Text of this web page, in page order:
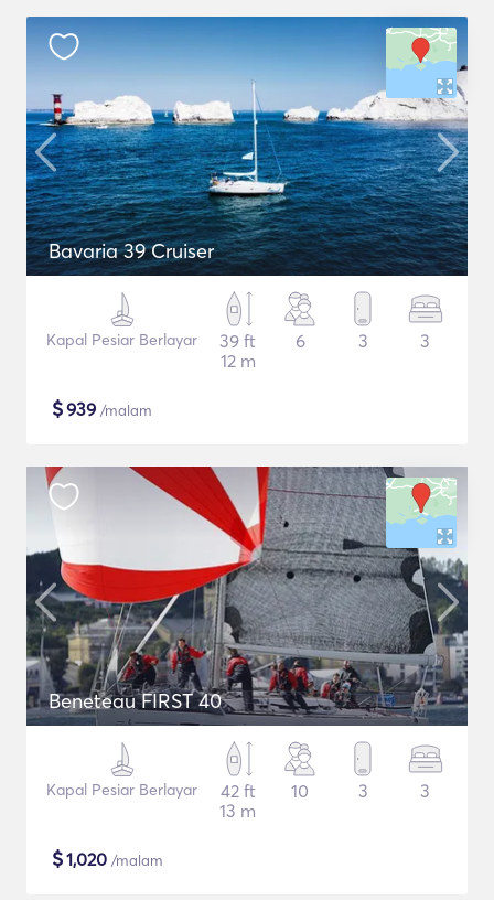
Bavaria 39 Cruiser
Kapal Pesiar Berlayar
39 ft
12 m
6 3 3
$939 /malam
Beneteau FIRST 40
Kapal Pesiar Berlayar
42 ft
13 m
10 3 3
$1,020 /malam